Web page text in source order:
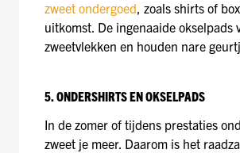
zweet ondergoed , zoals shirts of
uitkomst. De ingenaaide okselpads
zweetvlekken en houden nare
5. ONDERSHIRTS EN OKSELPADS
In de zomer of tijdens prestaties
zweet je meer. Daarom is het